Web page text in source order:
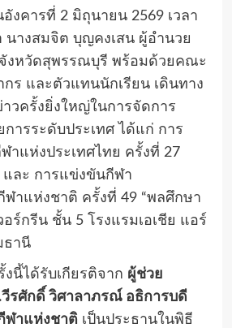
งคารที่ 2 มิถุนายน 2569 เวลา
นางสมจิต บุญคงเสน ผู้อำนวย
จังหวัดสุพรรณบุรี พร้อมด้วยคณะ
ร และตัวแทนนักเรียน เดินทาง
วครั้งยิ่งใหญ่ในการจัดการ
ารระดับประเทศ ได้แก่ การ
าแห่งประเทศไทย ครั้งที่ 27
และ การแข่งขันกีฬา
ฬาแห่งชาติ ครั้งที่ 49 “พลศึกษา
อร์กรีน ชั้น 5 โรงแรมเอเชีย แอร์
ธานี
นี้ได้รับเกียรติจาก ผู้ช่วย
รศักดิ์ วิศาลาภรณ์ อธิการบดี
ฬาแห่งชาติเป็นประธานในพิธี